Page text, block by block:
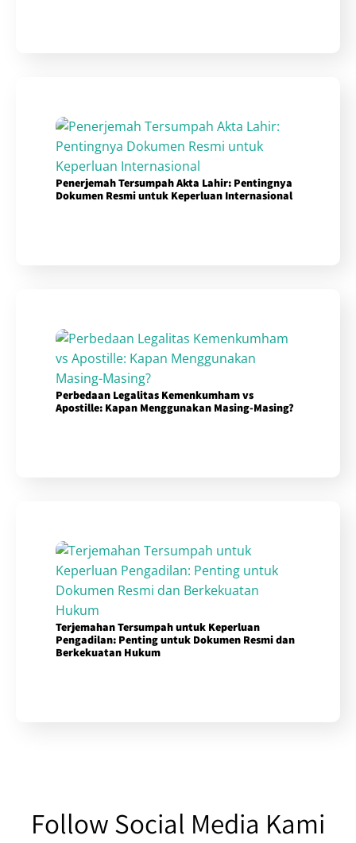
Penerjemah Tersumpah Akta Lahir: Pentingnya
Dokumen Resmi untuk Keperluan Internasional
Perbedaan Legalitas Kemenkumham vs
Apostille: Kapan Menggunakan Masing-Masing?
Terjemahan Tersumpah untuk Keperluan
Pengadilan: Penting untuk Dokumen Resmi dan
Berkekuatan Hukum
Follow Social Media Kami